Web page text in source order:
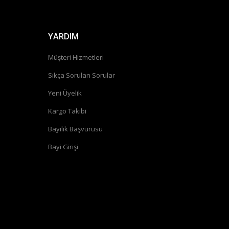
YARDIM
Müşteri Hizmetleri
Sıkça Sorulan Sorular
Yeni Üyelik
Kargo Takibi
Bayilik Başvurusu
Bayi Girişi